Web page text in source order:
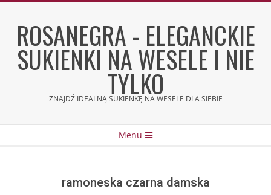
contentROSANEGRA - ELEGANCKIE
SUKIENKI NA WESELE I NIE
TYLKO
ZNAJDŹ IDEALNĄ SUKIENKĘ NA WESELE DLA SIEBIE
Menu
ramoneska czarna damska